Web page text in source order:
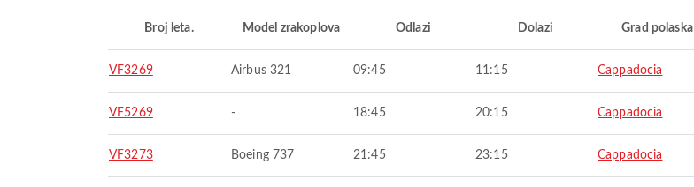
Broj leta. Model zrakoplova Odlazi Dolazi Grad polaska
VF3269 Airbus 321 09:45 11:15 Cappadocia
VF5269 - 18:45 20:15 Cappadocia
VF3273 Boeing 737 21:45 23:15 Cappadocia